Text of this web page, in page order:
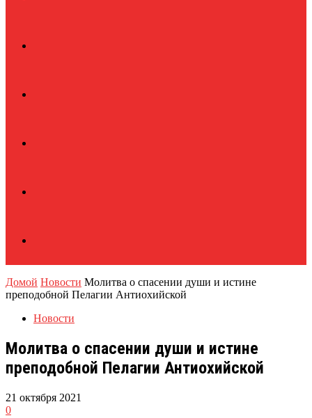
Домой Новости Молитва о спасении души и истине
преподобной Пелагии Антиохийской
Новости
Молитва о спасении души и истине
преподобной Пелагии Антиохийской
21 октября 2021
0